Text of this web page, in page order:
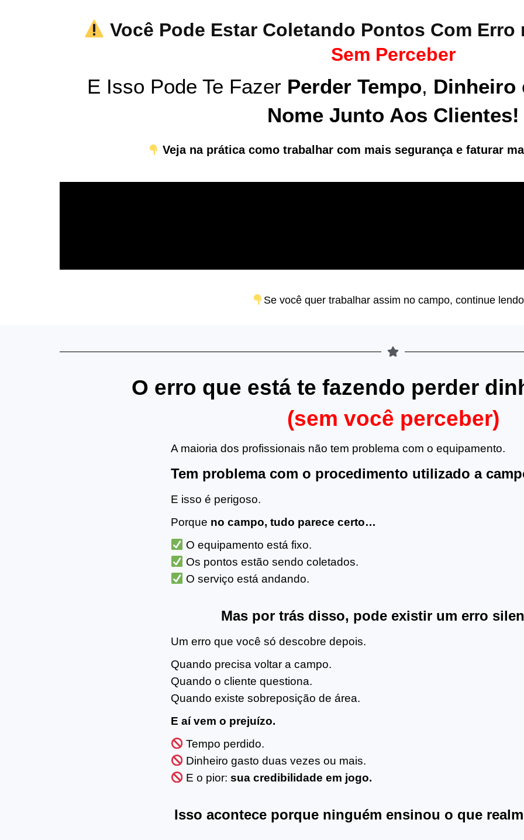
Você Pode Estar Coletando Pontos Com
Sem Perceber
E Isso Pode Te Fazer Perder Tempo, Dinheiro
Nome Junto Aos Clientes!
Veja na prática como trabalhar com mais segurança e faturar
Se você quer trabalhar assim no campo, continue
O erro que está te fazendo perder
(sem você perceber)
A maioria dos profissionais não tem problema com o equipamento.
Tem problema com o procedimento utilizado a
E isso é perigoso.
Porque no campo, tudo parece certo…
O equipamento está fixo.
Os pontos estão sendo coletados.
O serviço está andando.
Mas por trás disso, pode existir um erro
Um erro que você só descobre depois.
Quando precisa voltar a campo.
Quando o cliente questiona.
Quando existe sobreposição de área.
E aí vem o prejuízo.
Tempo perdido.
Dinheiro gasto duas vezes ou mais.
E o pior:sua credibilidade em jogo.
Isso acontece porque ninguém ensinou o que